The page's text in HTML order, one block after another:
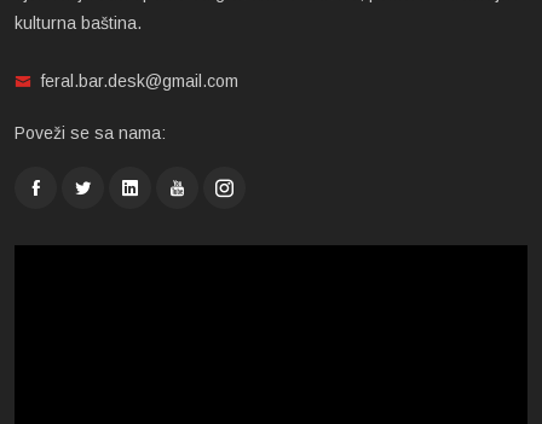
kulturna baština.
feral.bar.desk@gmail.com
Poveži se sa nama: